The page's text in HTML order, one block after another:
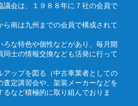
議会は、１９８８年に７社の会員で
ら南は九州までの会員で構成されて
ろな特色や個性などがあり、毎月開
同士の情報交換なども活発に行って
アップを図る（中古車業者としての
査定講習会や、架装メーカーなどを
など積極的に取り組んでおりま